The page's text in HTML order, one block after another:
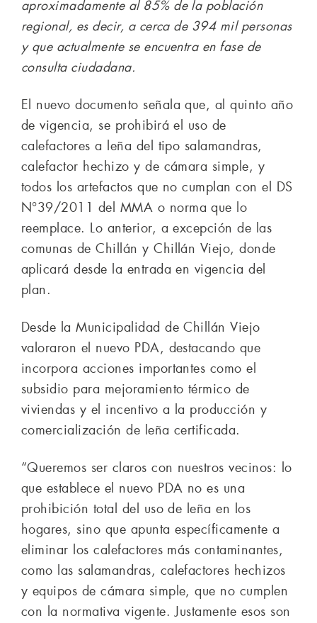
aproximadamente al 85% de la población
regional, es decir, a cerca de 394 mil personas
y que actualmente se encuentra en fase de
consulta ciudadana.
El nuevo documento señala que, al quinto año
de vigencia, se prohibirá el uso de
calefactores a leña del tipo salamandras,
calefactor hechizo y de cámara simple, y
todos los artefactos que no cumplan con el DS
N°39/2011 del MMA o norma que lo
reemplace. Lo anterior, a excepción de las
comunas de Chillán y Chillán Viejo, donde
aplicará desde la entrada en vigencia del
plan.
Desde la Municipalidad de Chillán Viejo
valoraron el nuevo PDA, destacando que
incorpora acciones importantes como el
subsidio para mejoramiento térmico de
viviendas y el incentivo a la producción y
comercialización de leña certificada.
“Queremos ser claros con nuestros vecinos: lo
que establece el nuevo PDA no es una
prohibición total del uso de leña en los
hogares, sino que apunta específicamente a
eliminar los calefactores más contaminantes,
como las salamandras, calefactores hechizos
y equipos de cámara simple, que no cumplen
con la normativa vigente. Justamente esos son